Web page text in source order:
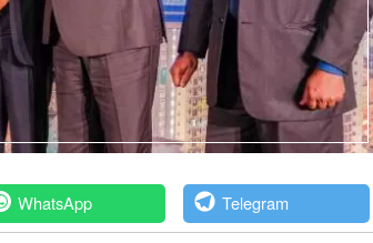
WhatsApp Telegram